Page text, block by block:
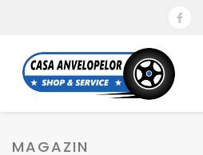
MAGAZIN